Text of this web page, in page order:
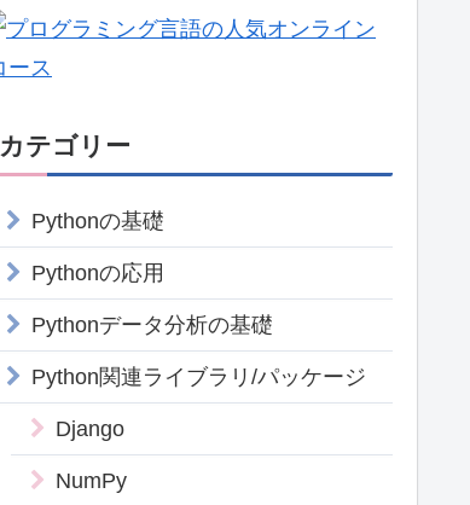
カテゴリー
Pythonの基礎
Pythonの応用
Pythonデータ分析の基礎
Python関連ライブラリ/パッケージ
Django
NumPy